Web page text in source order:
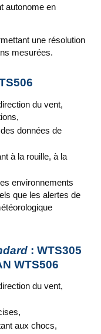
autonome en
une résolution
mesurées.
du vent,
données de
à la rouille, à la
environnements
que les alertes de
: WTS305
WTS506
du vent,
aux chocs,